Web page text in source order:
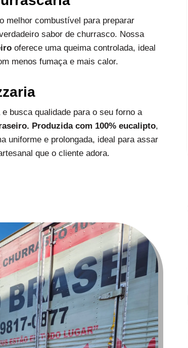
melhor combustível para preparar
sabor de churrasco. Nossa
oferece uma queima controlada, ideal
menos fumaça e mais calor.
busca qualidade para o seu forno a
Produzida com 100% eucalipto,
uniforme e prolongada, ideal para assar
que o cliente adora.